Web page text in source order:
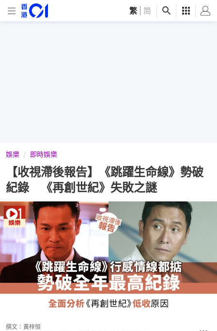
繁 简
娛樂 即時娛樂
【收視滯後報告】《跳躍生命線》勢破
紀錄 《再創世紀》失敗之謎
撰文： 黃梓恒